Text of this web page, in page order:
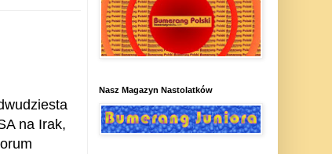
na Irak,
Nasz Magazyn Nastolatków